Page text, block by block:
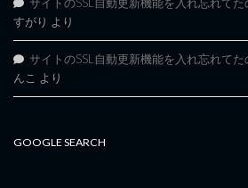
すがり より
サイトのSSL自動更新機能を入れ忘れて
んこ より
GOOGLE SEARCH